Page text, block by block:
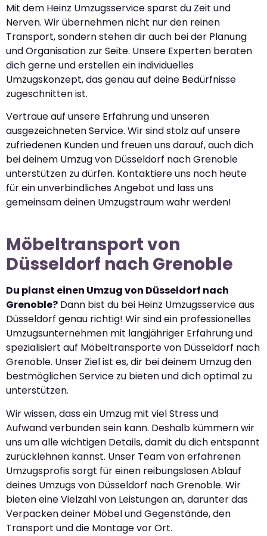
Mit dem Heinz Umzugsservice sparst du Zeit und
Nerven. Wir übernehmen nicht nur den reinen
Transport, sondern stehen dir auch bei der Planung
und Organisation zur Seite. Unsere Experten beraten
dich gerne und erstellen ein individuelles
Umzugskonzept, das genau auf deine Bedürfnisse
zugeschnitten ist.
Vertraue auf unsere Erfahrung und unseren
ausgezeichneten Service. Wir sind stolz auf unsere
zufriedenen Kunden und freuen uns darauf, auch dich
bei deinem Umzug von Düsseldorf nach Grenoble
unterstützen zu dürfen. Kontaktiere uns noch heute
für ein unverbindliches Angebot und lass uns
gemeinsam deinen Umzugstraum wahr werden!
Möbeltransport von
Düsseldorf nach Grenoble
Du planst einen Umzug von Düsseldorf nach
Grenoble? Dann bist du bei Heinz Umzugsservice aus
Düsseldorf genau richtig! Wir sind ein professionelles
Umzugsunternehmen mit langjähriger Erfahrung und
spezialisiert auf Möbeltransporte von Düsseldorf nach
Grenoble. Unser Ziel ist es, dir bei deinem Umzug den
bestmöglichen Service zu bieten und dich optimal zu
unterstützen.
Wir wissen, dass ein Umzug mit viel Stress und
Aufwand verbunden sein kann. Deshalb kümmern wir
uns um alle wichtigen Details, damit du dich entspannt
zurücklehnen kannst. Unser Team von erfahrenen
Umzugsprofis sorgt für einen reibungslosen Ablauf
deines Umzugs von Düsseldorf nach Grenoble. Wir
bieten eine Vielzahl von Leistungen an, darunter das
Verpacken deiner Möbel und Gegenstände, den
Transport und die Montage vor Ort.